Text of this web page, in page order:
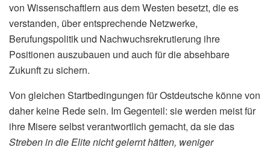
von Wissenschaftlern aus dem Westen besetzt, die es
verstanden, über entsprechende Netzwerke,
Berufungspolitik und Nachwuchsrekrutierung ihre
Positionen auszubauen und auch für die absehbare
Zukunft zu sichern.
Von gleichen Startbedingungen für Ostdeutsche könne von
daher keine Rede sein. Im Gegenteil: sie werden meist für
ihre Misere selbst verantwortlich gemacht, da sie das
Streben in die Elite nicht gelernt hätten, weniger